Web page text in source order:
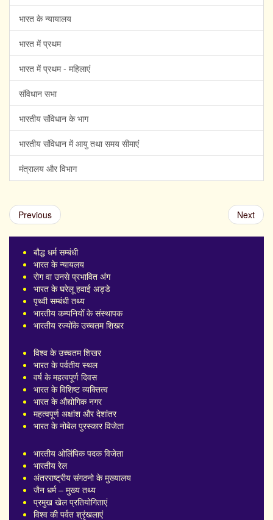
भारत के न्यायालय
भारत में प्रथम
भारत में प्रथम - महिलाएं
संविधान सभा
भारतीय संविधान के भाग
भारतीय संविधान में आयु तथा समय सीमाएं
मंत्रालय और विभाग
Previous Next
बौद्ध धर्म सम्बंधी
भारत के न्यायलय
रोग वा उनसे प्रभावित अंग
भारत के घरेलू हवाई अड्डे
पृथ्वी सम्बंधी तथ्य
भारतीय कम्पनियोँ के संस्थापक
भारतीय रज्योंके उच्चतम शिखर
विश्व के उच्चतम शिखर
भारत के पर्वतीय स्थल
वर्ष के महत्वपूर्ण दिवस
भारत के विशिष्ट व्यक्तित्व
भारत के औद्योगिक नगर
महत्वपूर्ण अक्षांश और देशांतर
भारत के नोबेल पुरस्कार विजेता
भारतीय ओलिंपिक पदक विजेता
भारतीय रेल
अंतरराष्ट्रीय संगठनो के मुख्यालय
जैन धर्म – मुख्य तथ्य
प्रमुख खेल प्रतियोगिताएं
विश्व की पर्वत श्रृंखलाएं